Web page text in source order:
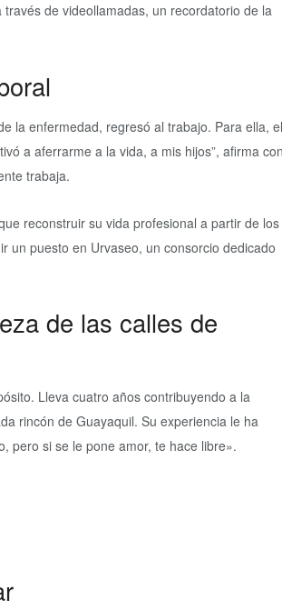
de videollamadas, un recordatorio de la
la enfermedad, regresó al trabajo. Para ella, el
a aferrarme a la vida, a mis hijos”, afirma
trabaja.
reconstruir su vida profesional a partir de los
un puesto en Urvaseo, un consorcio dedicado
de las calles de
Lleva cuatro años contribuyendo a la
rincón de Guayaquil. Su experiencia le ha
pero si se le pone amor, te hace libre».